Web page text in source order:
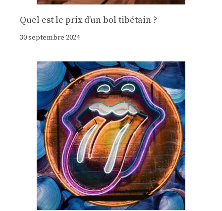
Quel est le prix d’un bol tibétain ?
30 septembre 2024